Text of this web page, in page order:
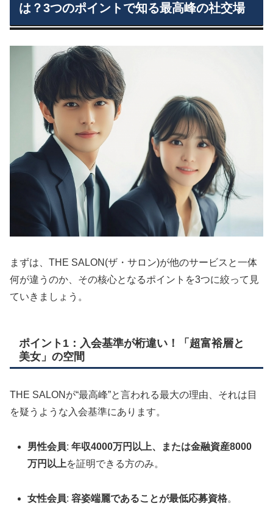
は？3つのポイントで知る最高峰の社交場
まずは、THE SALON(ザ・サロン)が他のサービスと一体
何が違うのか、その核心となるポイントを3つに絞って見
ていきましょう。
ポイント1：入会基準が桁違い！「超富裕層と
美女」の空間
THE SALONが“最高峰”と言われる最大の理由、それは目
を疑うような入会基準にあります。
男性会員:年収4000万円以上、または金融資産8000
万円以上を証明できる方のみ。
女性会員:容姿端麗であることが最低応募資格。